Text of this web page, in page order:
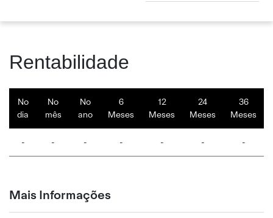
Rentabilidade
No
dia
No
mês
No
ano
6
Meses
12
Meses
24
Meses
36
Meses
- - - - - - -
Mais Informações